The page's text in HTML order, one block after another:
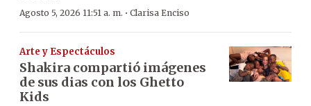
Agosto 5, 2026 11:51 a. m. · Clarisa Enciso
Arte y Espectáculos
Shakira compartió imágenes
de sus dias con los Ghetto
Kids